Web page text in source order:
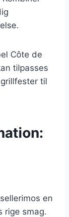
Côte de
tilpasses
til
en
rige smag.